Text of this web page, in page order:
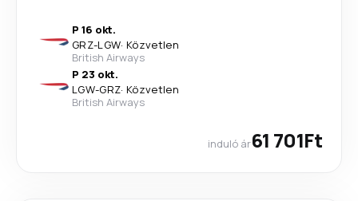
P 16 okt.
GRZ-LGW· Közvetlen
British Airways
P 23 okt.
LGW-GRZ· Közvetlen
British Airways
induló ár61 701Ft